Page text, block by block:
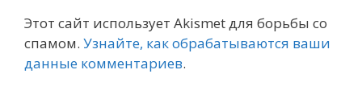
Этот сайт использует Akismet для борьбы со
спамом. Узнайте, как обрабатываются ваши
данные комментариев.